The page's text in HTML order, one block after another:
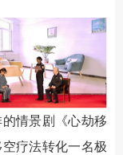
情景剧《心劫移
疗法转化一名极